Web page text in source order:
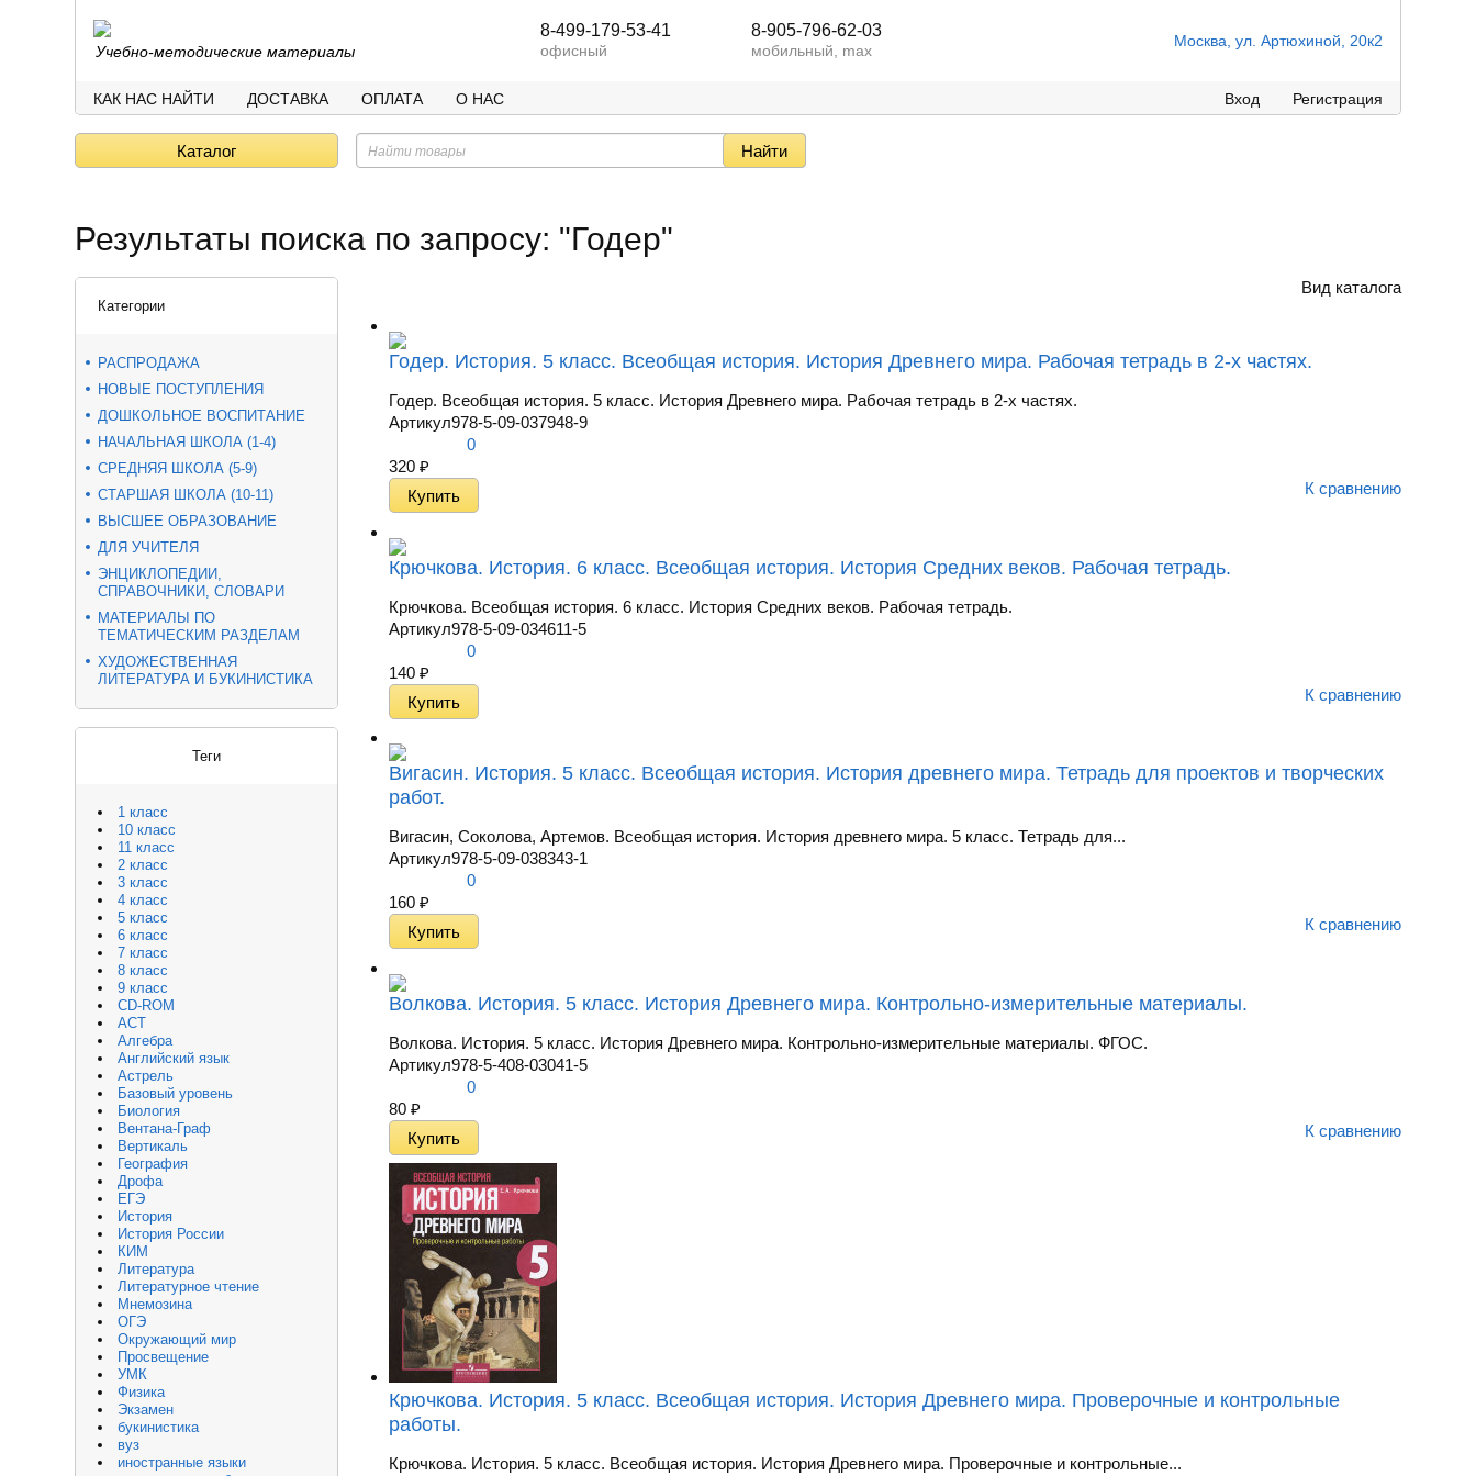
Учебно-методические материалы
8-499-179-53-41
офисный
8-905-796-62-03
мобильный, max
Москва, ул. Артюхиной, 20к2
КАК НАС НАЙТИ ДОСТАВКА ОПЛАТА О НАС Вход Регистрация
Каталог
Результаты поиска по запросу: "Годер"
Категории
РАСПРОДАЖА
НОВЫЕ ПОСТУПЛЕНИЯ
ДОШКОЛЬНОЕ ВОСПИТАНИЕ
НАЧАЛЬНАЯ ШКОЛА (1-4)
СРЕДНЯЯ ШКОЛА (5-9)
СТАРШАЯ ШКОЛА (10-11)
ВЫСШЕЕ ОБРАЗОВАНИЕ
ДЛЯ УЧИТЕЛЯ
ЭНЦИКЛОПЕДИИ,
СПРАВОЧНИКИ, СЛОВАРИ
МАТЕРИАЛЫ ПО
ТЕМАТИЧЕСКИМ РАЗДЕЛАМ
ХУДОЖЕСТВЕННАЯ
ЛИТЕРАТУРА И БУКИНИСТИКА
Теги
1 класс
10 класс
11 класс
2 класс
3 класс
4 класс
5 класс
6 класс
7 класс
8 класс
9 класс
CD-ROM
АСТ
Алгебра
Английский язык
Астрель
Базовый уровень
Биология
Вентана-Граф
Вертикаль
География
Дрофа
ЕГЭ
История
История России
КИМ
Литература
Литературное чтение
Мнемозина
ОГЭ
Окружающий мир
Просвещение
УМК
Физика
Экзамен
букинистика
вуз
иностранные языки
Вид каталога
Годер. История. 5 класс. Всеобщая история. История Древнего мира. Рабочая тетрадь в 2-х частях.
Годер. Всеобщая история. 5 класс. История Древнего мира. Рабочая тетрадь в 2-х частях.
Артикул978-5-09-037948-9
0
320 ₽
К сравнению
Крючкова. История. 6 класс. Всеобщая история. История Средних веков. Рабочая тетрадь.
Крючкова. Всеобщая история. 6 класс. История Средних веков. Рабочая тетрадь.
Артикул978-5-09-034611-5
0
140 ₽
К сравнению
Вигасин. История. 5 класс. Всеобщая история. История древнего мира. Тетрадь для проектов и творческих
работ.
Вигасин, Соколова, Артемов. Всеобщая история. История древнего мира. 5 класс. Тетрадь для...
Артикул978-5-09-038343-1
0
160 ₽
К сравнению
Волкова. История. 5 класс. История Древнего мира. Контрольно-измерительные материалы.
Волкова. История. 5 класс. История Древнего мира. Контрольно-измерительные материалы. ФГОС.
Артикул978-5-408-03041-5
0
80 ₽
К сравнению
Крючкова. История. 5 класс. Всеобщая история. История Древнего мира. Проверочные и контрольные
работы.
Крючкова. История. 5 класс. Всеобщая история. История Древнего мира. Проверочные и контрольные...